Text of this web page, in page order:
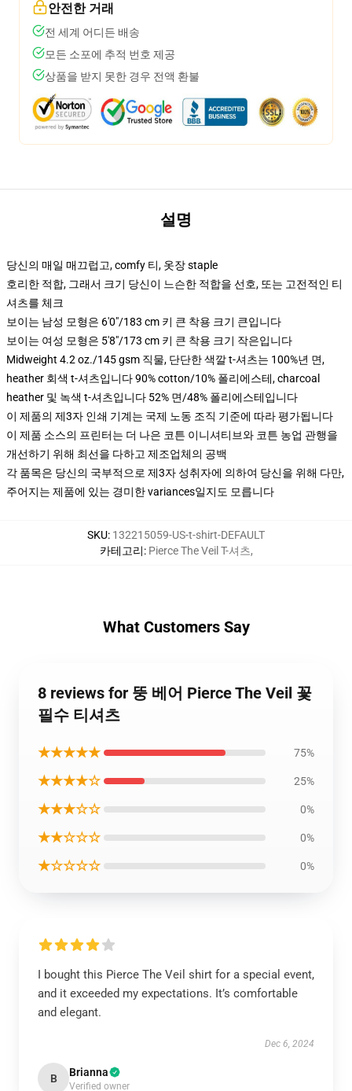
안전한 거래
전 세계 어디든 배송
모든 소포에 추적 번호 제공
상품을 받지 못한 경우 전액 환불
설명
당신의 매일 매끄럽고, comfy 티, 옷장 staple
호리한 적합, 그래서 크기 당신이 느슨한 적합을 선호, 또는 고전적인 티
셔츠를 체크
보이는 남성 모형은 6'0"/183 cm 키 큰 착용 크기 큰입니다
보이는 여성 모형은 5'8"/173 cm 키 큰 착용 크기 작은입니다
Midweight 4.2 oz./145 gsm 직물, 단단한 색깔 t-셔츠는 100%년 면,
heather 회색 t-셔츠입니다 90% cotton/10% 폴리에스테, charcoal
heather 및 녹색 t-셔츠입니다 52% 면/48% 폴리에스테입니다
이 제품의 제3자 인쇄 기계는 국제 노동 조직 기준에 따라 평가됩니다
이 제품 소스의 프린터는 더 나은 코튼 이니셔티브와 코튼 농업 관행을
개선하기 위해 최선을 다하고 제조업체의 공백
각 품목은 당신의 국부적으로 제3자 성취자에 의하여 당신을 위해 다만,
주어지는 제품에 있는 경미한 variances일지도 모릅니다
SKU: 132215059-US-t-shirt-DEFAULT
카테고리: Pierce The Veil T-셔츠,
What Customers Say
8 reviews for 뚱 베어 Pierce The Veil 꽃
필수 티셔츠
★★★★★ 75%
★★★★☆ 25%
★★★☆☆ 0%
★★☆☆☆ 0%
★☆☆☆☆ 0%
I bought this Pierce The Veil shirt for a special event,
and it exceeded my expectations. It’s comfortable
and elegant.
Dec 6, 2024
B Brianna
Verified owner